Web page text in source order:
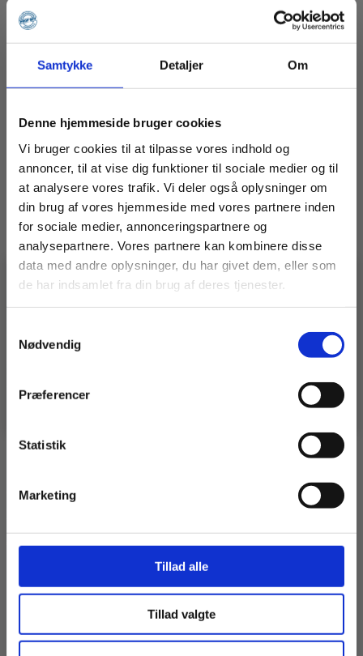
Samtykke Detaljer Om
Denne hjemmeside bruger cookies
Vi bruger cookies til at tilpasse vores indhold og
annoncer, til at vise dig funktioner til sociale medier og til
at analysere vores trafik. Vi deler også oplysninger om
din brug af vores hjemmeside med vores partnere inden
for sociale medier, annonceringspartnere og
analysepartnere. Vores partnere kan kombinere disse
data med andre oplysninger, du har givet dem, eller som
de har indsamlet fra din brug af deres tjenester.
Nødvendig
Præferencer
Statistik
Marketing
Tillad alle
Tillad valgte
Tværbjælke
1,6
m.
Stilladstralle
antal
Produkter
Om os
Firmaprofil
Udforsk
Instruktionsmanualer
specialopgave?
specialløsninger i stål og alu.
Har du en udfordring, der kræver noget særligt?
Så er det lige præcis den slags, vi elsker at løse 💪
👉 Klik her og se, hvad vi kan.